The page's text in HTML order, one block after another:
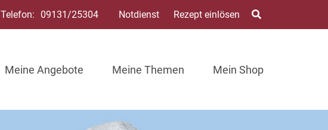
Telefon: 09131/25304 Notdienst Rezept einlösen
Meine Angebote Meine Themen Mein Shop